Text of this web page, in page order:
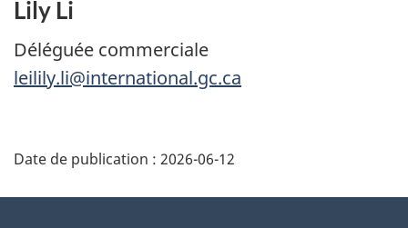
Lily Li
Déléguée commerciale
leilily.li@international.gc.ca
Additional
Information
Date de publication : 2026-06-12